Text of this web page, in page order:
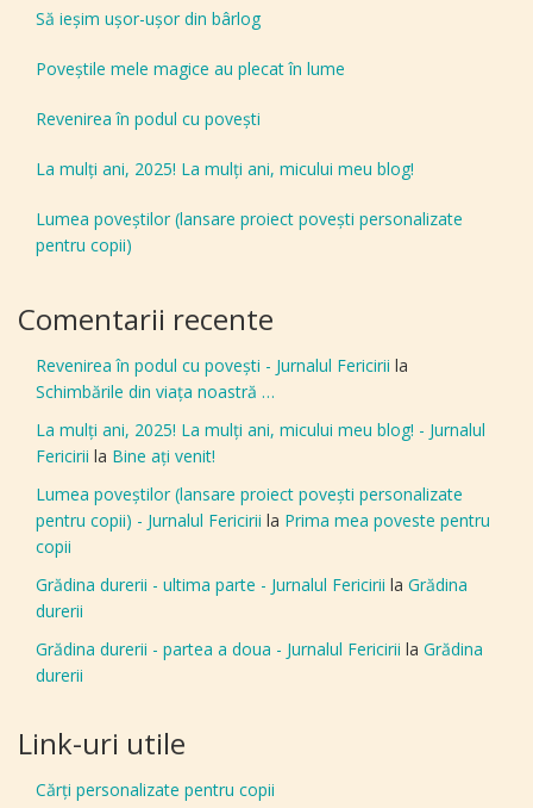
Să ieșim ușor-ușor din bârlog
Poveștile mele magice au plecat în lume
Revenirea în podul cu povești
La mulți ani, 2025! La mulți ani, micului meu blog!
Lumea poveștilor (lansare proiect povești personalizate
pentru copii)
Comentarii recente
Revenirea în podul cu povești - Jurnalul Fericirii la
Schimbările din viața noastră …
La mulți ani, 2025! La mulți ani, micului meu blog! - Jurnalul
Fericirii la Bine aţi venit!
Lumea poveștilor (lansare proiect povești personalizate
pentru copii) - Jurnalul Fericirii la Prima mea poveste pentru
copii
Grădina durerii - ultima parte - Jurnalul Fericirii la Grădina
durerii
Grădina durerii - partea a doua - Jurnalul Fericirii la Grădina
durerii
Link-uri utile
Cărți personalizate pentru copii